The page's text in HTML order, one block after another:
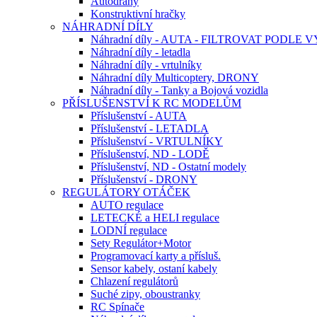
Konstruktivní hračky
NÁHRADNÍ DÍLY
Náhradní díly - AUTA - FILTROVAT PODLE
Náhradní díly - letadla
Náhradní díly - vrtulníky
Náhradní díly Multicoptery, DRONY
Náhradní díly - Tanky a Bojová vozidla
PŘÍSLUŠENSTVÍ K RC MODELŮM
Příslušenství - AUTA
Příslušenství - LETADLA
Příslušenství - VRTULNÍKY
Příslušenství, ND - LODĚ
Příslušenství, ND - Ostatní modely
Příslušenství - DRONY
REGULÁTORY OTÁČEK
AUTO regulace
LETECKÉ a HELI regulace
LODNÍ regulace
Sety Regulátor+Motor
Programovací karty a přísluš.
Sensor kabely, ostaní kabely
Chlazení regulátorů
Suché zipy, oboustranky
RC Spínače